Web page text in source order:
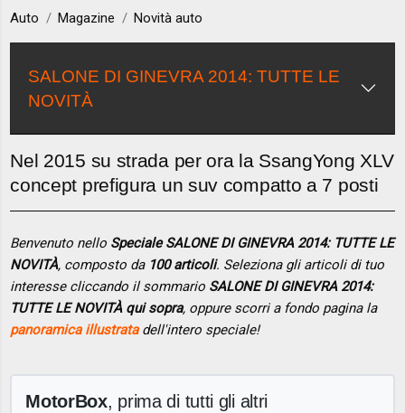
Auto Magazine Novità auto
SALONE DI GINEVRA 2014: TUTTE LE
NOVITÀ
Nel 2015 su strada per ora la SsangYong XLV
concept prefigura un suv compatto a 7 posti
Benvenuto nello Speciale SALONE DI GINEVRA 2014: TUTTE LE
NOVITÀ, composto da 100 articoli. Seleziona gli articoli di tuo
interesse cliccando il sommario SALONE DI GINEVRA 2014:
TUTTE LE NOVITÀ qui sopra, oppure scorri a fondo pagina la
panoramica illustratadell'intero speciale!
MotorBox, prima di tutti gli altri